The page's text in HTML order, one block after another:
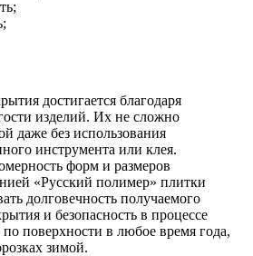
достигается благодаря
изделий. Их не сложно
даже без использования
инструмента или клея.
форм и размеров
«Русский полимер» плитки
долговечность получаемого
и безопасность в процессе
поверхности в любое время года,
зимой.